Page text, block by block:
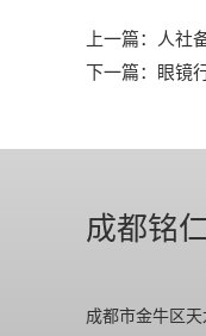
上一篇：
人社
下一篇：
眼镜
成都铭
成都市金牛区